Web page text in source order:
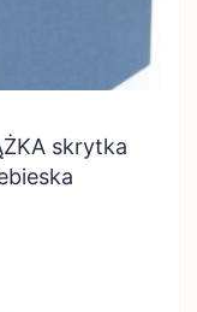
skrytka